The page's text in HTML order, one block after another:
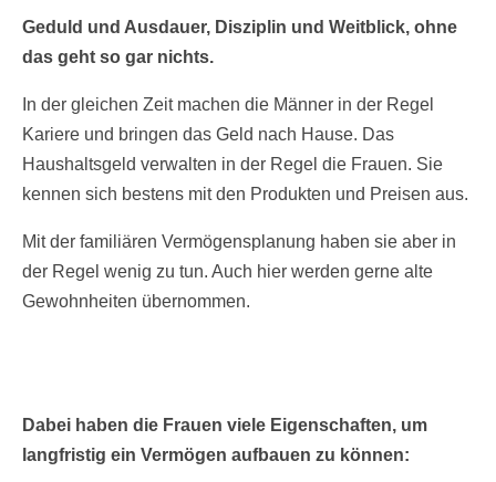
Geduld und Ausdauer, Disziplin und Weitblick, ohne
das geht so gar nichts.
In der gleichen Zeit machen die Männer in der Regel
Kariere und bringen das Geld nach Hause. Das
Haushaltsgeld verwalten in der Regel die Frauen. Sie
kennen sich bestens mit den Produkten und Preisen aus.
Mit der familiären Vermögensplanung haben sie aber in
der Regel wenig zu tun. Auch hier werden gerne alte
Gewohnheiten übernommen.
Dabei haben die Frauen viele Eigenschaften, um
langfristig ein Vermögen aufbauen zu können: